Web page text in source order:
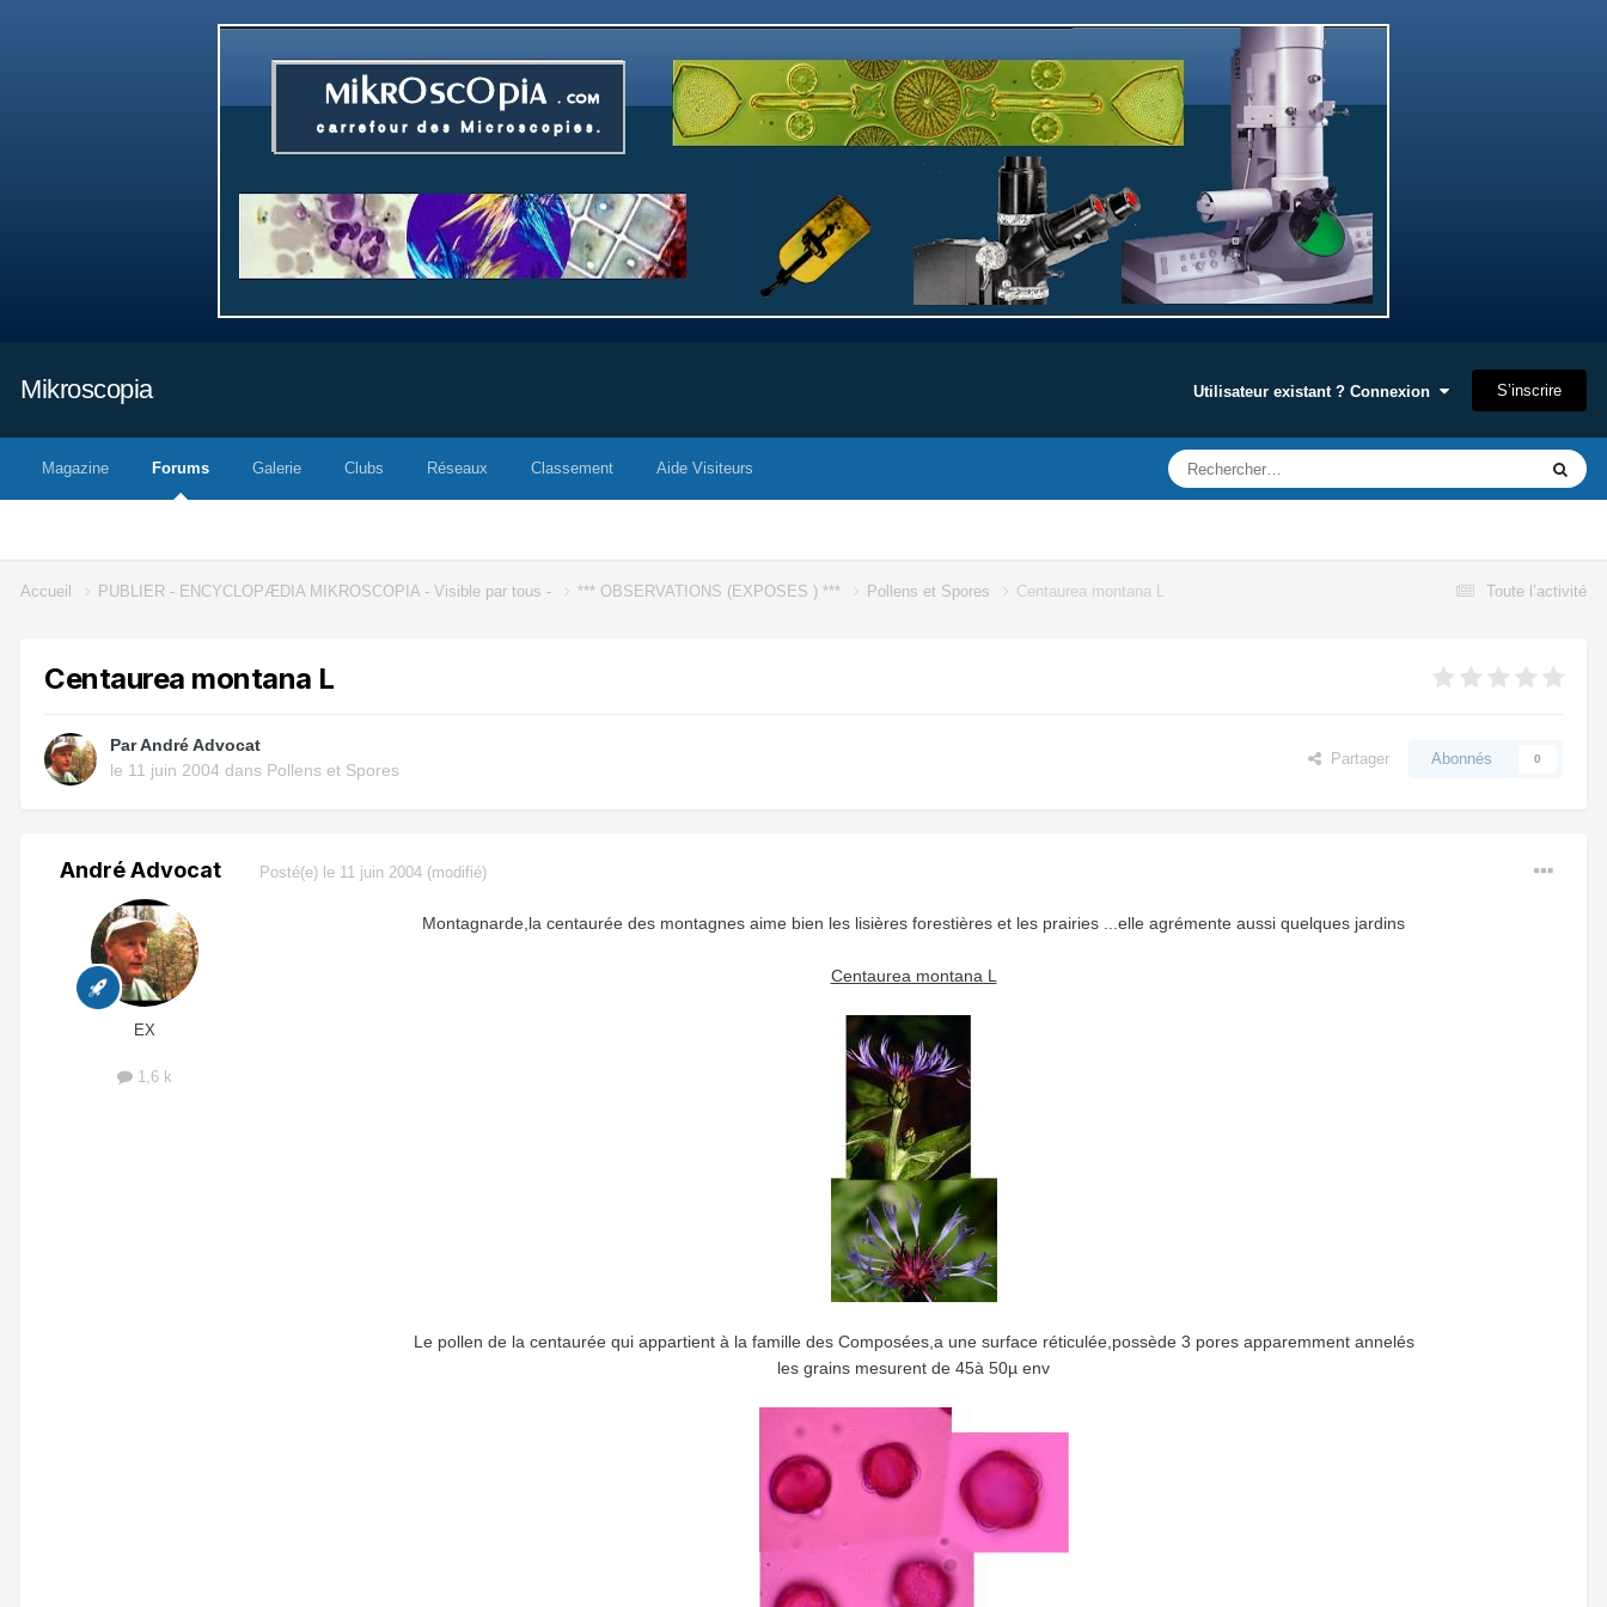
Mikroscopia Utilisateur existant ? Connexion S’inscrire
Magazine Forums Galerie Clubs Réseaux Classement Aide Visiteurs
Toute l’activité
Accueil PUBLIER - ENCYCLOPÆDIA MIKROSCOPIA - Visible par tous - *** OBSERVATIONS (EXPOSES ) *** Pollens et Spores Centaurea montana L
Centaurea montana L
ParAndré Advocat
le 11 juin 2004 dans Pollens et Spores
Partager Abonnés 0
André Advocat
EX
1,6 k
Posté(e) le 11 juin 2004 (modifié)
Montagnarde,la centaurée des montagnes aime bien les lisières forestières et les prairies ...elle agrémente aussi quelques jardins
Centaurea montana L
Le pollen de la centaurée qui appartient à la famille des Composées,a une surface réticulée,possède 3 pores apparemment annelés
les grains mesurent de 45à 50µ env